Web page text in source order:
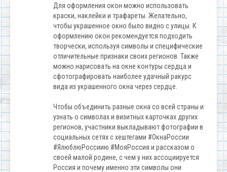
Для оформления окон можно использовать
краски, наклейки и трафареты. Желательно,
чтобы украшенное окно было видно с улицы. К
оформлению окон рекомендуется подходить
творчески, используя символы и специфические
отличительные признаки своих регионов. Также
можно нарисовать на окне контуры сердца и
сфотографировать наиболее удачный ракурс
вида из украшенного окна через сердце.
Чтобы объединить разные окна со всей страны и
узнать о символах и визитных карточках других
регионов, участники выкладывают фотографии в
социальных сетях с хештегами #ОкнаРоссии
#ЯлюблюРоссиию #МояРоссия и рассказом о
своей малой родине, с чем у них ассоциируется
Россия и почему именно эти символы они